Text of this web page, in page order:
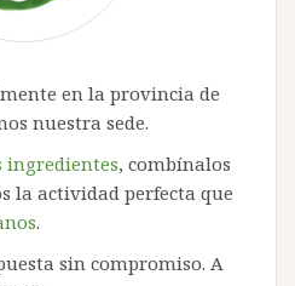
en la provincia de
nuestra sede.
ingredientes, combínalos
la actividad perfecta que
.
sin compromiso. A